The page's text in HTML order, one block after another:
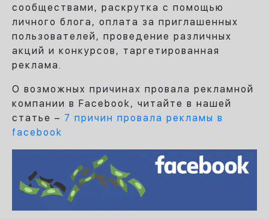
сообществами, раскрутка с помощью
личного блога, оплата за приглашенных
пользователей, проведение различных
акций и конкурсов, таргетированная
реклама.
О возможных причинах провала рекламной
компании в Facebook, читайте в нашей
статье – 7 причин провала рекламы в
facebook